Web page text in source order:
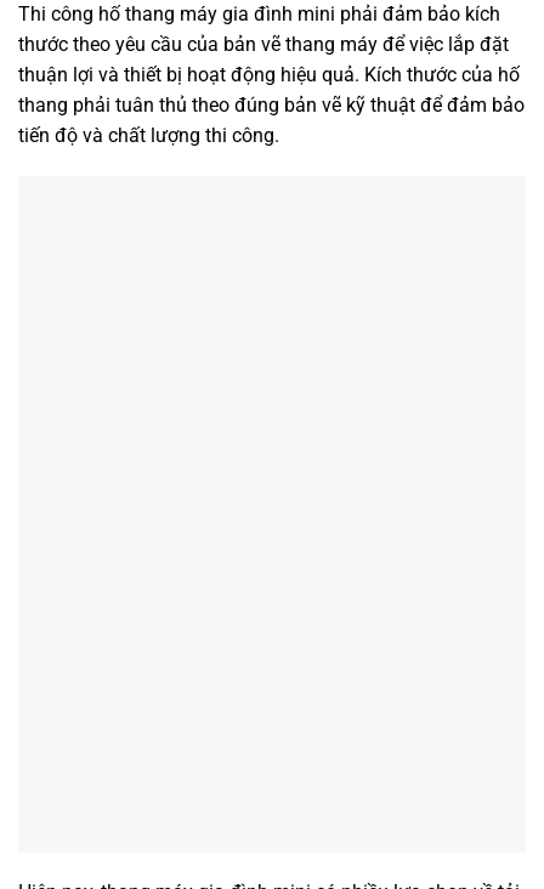
Thi công hố thang máy gia đình mini phải đảm bảo kích
thước theo yêu cầu của bản vẽ thang máy để việc lắp đặt
thuận lợi và thiết bị hoạt động hiệu quả. Kích thước của hố
thang phải tuân thủ theo đúng bản vẽ kỹ thuật để đảm bảo
tiến độ và chất lượng thi công.